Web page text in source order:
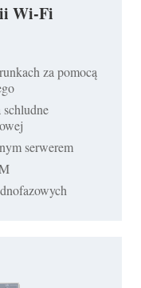
Wi-Fi
za pomocą
serwerem